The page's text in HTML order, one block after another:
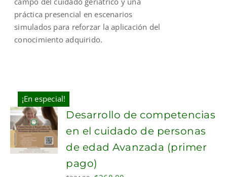
práctica presencial en escenarios
simulados para reforzar la aplicación del
conocimiento adquirido.
¡En especial!
ADD TO
CART
Desarrollo de competencias
en el cuidado de personas
de edad Avanzada (primer
pago)